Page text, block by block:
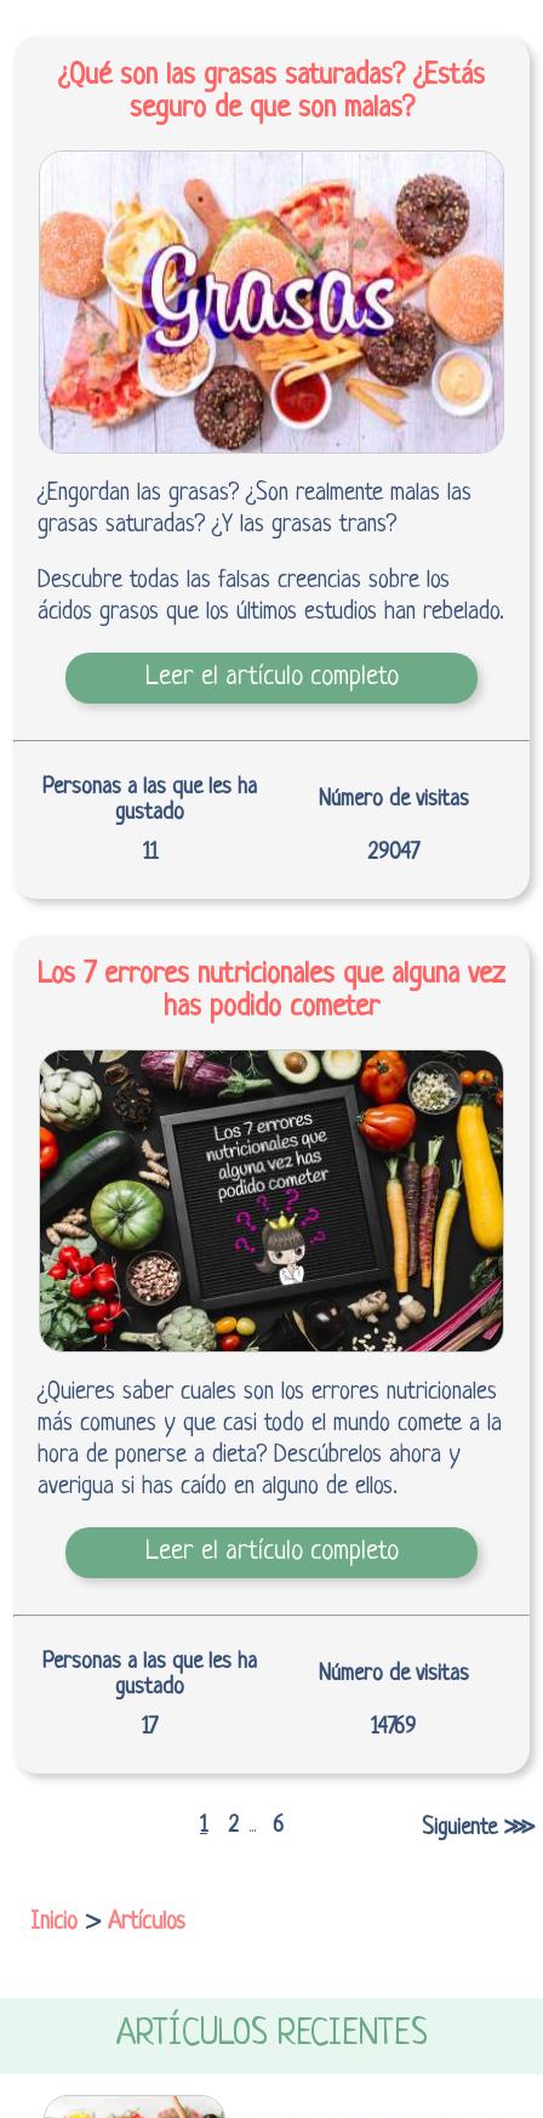
¿Qué son las grasas saturadas? ¿Estás
seguro de que son malas?
¿Engordan las grasas? ¿Son realmente malas las
grasas saturadas? ¿Y las grasas trans?
Descubre todas las falsas creencias sobre los
ácidos grasos que los últimos estudios han rebelado.
Leer el artículo completo
Personas a las que les ha
gustado
Número de visitas
11 29047
Los 7 errores nutricionales que alguna vez
has podido cometer
¿Quieres saber cuales son los errores nutricionales
más comunes y que casi todo el mundo comete a la
hora de ponerse a dieta? Descúbrelos ahora y
averigua si has caído en alguno de ellos.
Leer el artículo completo
Personas a las que les ha
gustado
Número de visitas
17 14769
1 2 ... 6 Siguiente ⋙
Inicio > Artículos
ARTÍCULOS RECIENTES